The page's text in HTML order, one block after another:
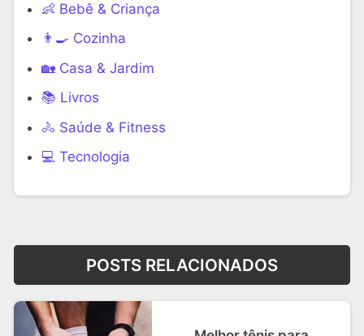
👶 Bebê & Criança
👨‍🍳 Cozinha
🏡 Casa & Jardim
📚 Livros
🚴 Saúde & Fitness
‍💻 Tecnologia
POSTS RELACIONADOS